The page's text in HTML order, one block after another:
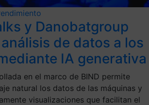
y Danobatgroup
de datos a los
IA generativa
en el marco de BIND permite
natural los datos de las máquinas y
visualizaciones que facilitan el